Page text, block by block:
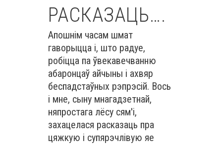
РАСКАЗАЦЬ….
Апошнім часам шмат
гаворыцца і, што радуе,
робіцца па ўвекавечванню
абаронцаў айчыны і ахвяр
беспадстаўных рэпрэсій. Вось
і мне, сыну мнагадзетнай,
няпростага лёсу сям'і,
захацелася расказаць пра
цяжкую і супярэчлівую яе